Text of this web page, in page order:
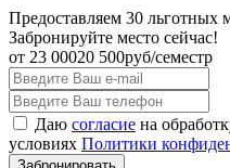
Предоставляем 30 льготных
Забронируйте место сейчас!
от 23 00020 500руб/семестр
Даю согласие на
условиях Политики